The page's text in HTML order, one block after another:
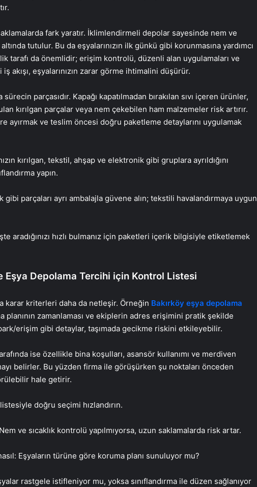
fark yaratır. İklimlendirmeli depolar sayesinde nem ve
tutulur. Bu da eşyalarınızın ilk günkü gibi korunmasına yardımcı
tarafı da önemlidir; erişim kontrolü, düzenli alan uygulamaları ve
akışı, eşyalarınızın zarar görme ihtimalini düşürür.
sürecin parçasıdır. Kapağı kapatılmadan bırakılan sıvı içeren ürünler,
kırılgan parçalar veya nem çekebilen ham malzemeler risk artırır.
ayırmak ve teslim öncesi doğru paketleme detaylarını uygulamak
kırılgan, tekstil, ahşap ve elektronik gibi gruplara ayrıldığını
yapın.
gibi parçaları ayrı ambalajla güvene alın; tekstili havalandırmaya uygun
aradığınızı hızlı bulmanız için paketleri içerik bilgisiyle etiketlemek
Eşya Depolama Tercihi için Kontrol Listesi
karar kriterleri daha da netleşir. Örneğin Bakırköy eşya depolama
planının zamanlaması ve ekiplerin adres erişimini pratik şekilde
erişim gibi detaylar, taşımada gecikme riskini etkileyebilir.
ise özellikle bina koşulları, asansör kullanımı ve merdiven
belirler. Bu yüzden firma ile görüşürken şu noktaları önceden
hale getirir.
doğru seçimi hızlandırın.
ve sıcaklık kontrolü yapılmıyorsa, uzun saklamalarda risk artar.
Eşyaların türüne göre koruma planı sunuluyor mu?
rastgele istifleniyor mu, yoksa sınıflandırma ile düzen sağlanıyor